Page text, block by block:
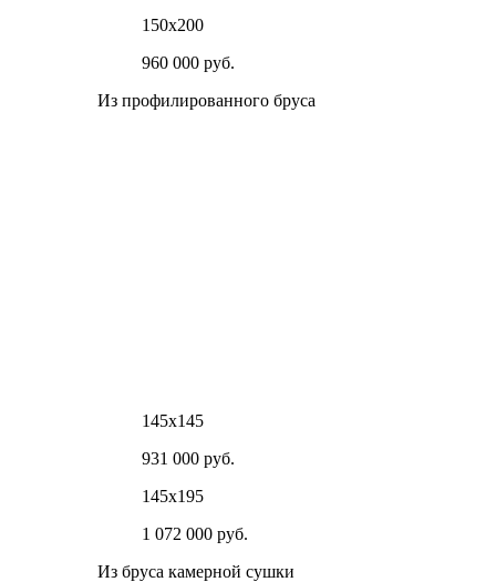
150х200
960 000 руб.
Из профилированного бруса
145х145
931 000 руб.
145х195
1 072 000 руб.
Из бруса камерной сушки